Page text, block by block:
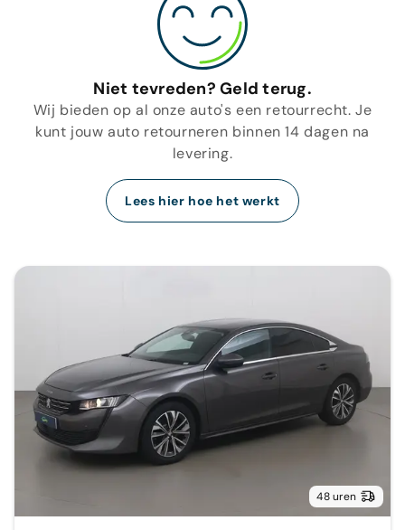
Niet tevreden? Geld terug.
Wij bieden op al onze auto's een retourrecht. Je
kunt jouw auto retourneren binnen 14 dagen na
levering.
Lees hier hoe het werkt
48 uren